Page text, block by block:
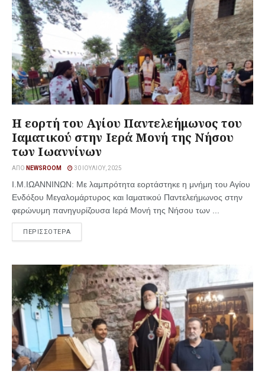
Η εορτή του Αγίου Παντελεήμωνος του
Ιαματικού στην Ιερά Μονή της Νήσου
των Ιωαννίνων
ΑΠΌ NEWSROOM 30 ΙΟΥΛΊΟΥ, 2025
Ι.Μ.ΙΩΑΝΝΙΝΩΝ: Με λαμπρότητα εορτάστηκε η μνήμη του Αγίου
Ενδόξου Μεγαλομάρτυρος και Ιαματικού Παντελεήμωνος στην
φερώνυμη πανηγυρίζουσα Ιερά Μονή της Νήσου των ...
ΠΕΡΙΣΣΟΤΕΡΑ